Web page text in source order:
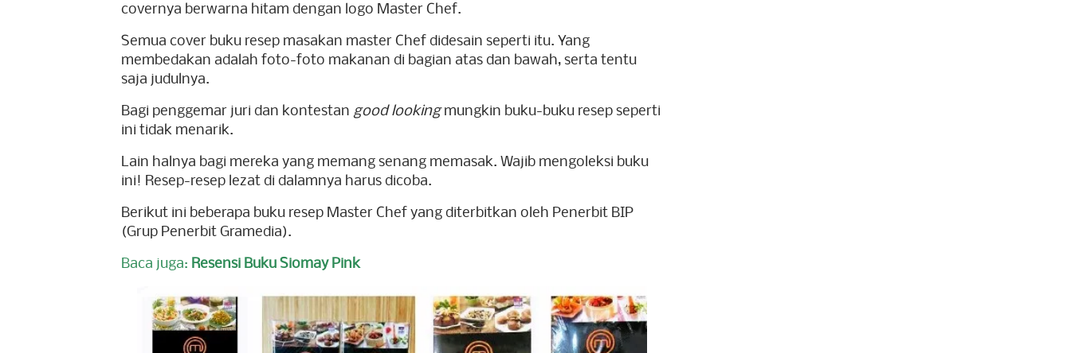
covernya berwarna hitam dengan logo Master Chef.
Semua cover buku resep masakan master Chef didesain seperti itu. Yang
membedakan adalah foto-foto makanan di bagian atas dan bawah, serta tentu
saja judulnya.
Bagi penggemar juri dan kontestan good lookingmungkin buku-buku resep seperti
ini tidak menarik.
Lain halnya bagi mereka yang memang senang memasak. Wajib mengoleksi buku
ini! Resep-resep lezat di dalamnya harus dicoba.
Berikut ini beberapa buku resep Master Chef yang diterbitkan oleh Penerbit BIP
(Grup Penerbit Gramedia).
Baca juga: Resensi Buku Siomay Pink